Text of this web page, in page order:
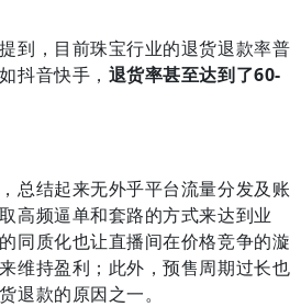
到，目前珠宝行业的退货退款率普
抖音快手， 退货率甚至达到了60-
，总结起来无外乎平台流量分发及账
高频逼单和套路的方式来达到业
同质化也让直播间在价格竞争的漩
维持盈利；此外，预售周期过长也
退款的原因之一。